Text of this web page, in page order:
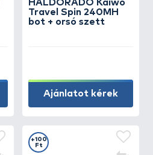
HALDORÁDÓ Kaiwo
Travel Spin 240MH
bot + orsó szett
Ajánlatot kérek
+100
Ft